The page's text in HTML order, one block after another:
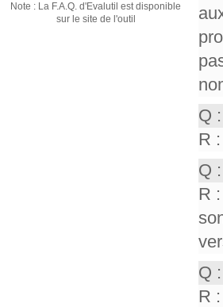
Note : La F.A.Q. d'Evalutil est disponible
sur le site de l'outil
Q
R
Q
R
Q
R